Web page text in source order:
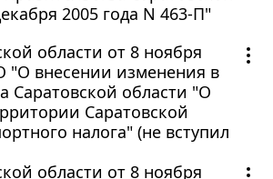
2005 года N 463-П"
области от 8 ноября
"О внесении изменения в
Саратовской области "О
Саратовской
налога" (не вступил
области от 8 ноября